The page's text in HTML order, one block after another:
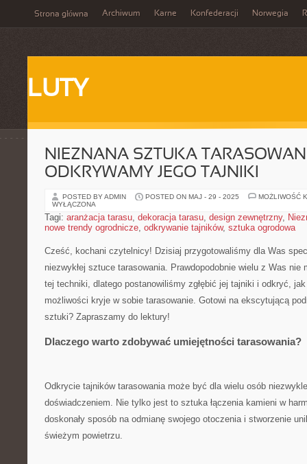
Strona główna Archiwum Karne Konfederacji Norwegia
LUTY
NIEZNANA SZTUKA
ODKRYWAMY JEGO TAJNIKI
POSTED BY ADMIN POSTED ON MAJ - 29 - 2025
MOŻLIWOŚĆ
WYŁĄCZONA
Tagi: aranżacja tarasu, dekoracja tarasu, design zewnętrzny,
nowe trendy ogrodnicze, odkrywanie tajników, sztuka ogrodowa
Cześć, kochani czytelnicy! Dzisiaj przygotowaliśmy dla Was
niezwykłej sztuce tarasowania. Prawdopodobnie wielu z‌ Was nie⁢
tej techniki, dlatego ⁢postanowiliśmy zgłębić jej tajniki i odkryć,
możliwości kryje w sobie tarasowanie. Gotowi na ekscytującą⁢
sztuki? Zapraszamy⁢ do lektury!
Dlaczego warto zdobywać umiejętności tarasowania?
Odkrycie tajników tarasowania może być dla wielu osób​
doświadczeniem. Nie⁤ tylko jest to sztuka łączenia ​kamieni ‌w
doskonały sposób na odmianę swojego otoczenia i ⁣stworzenie
świeżym ‍powietrzu.